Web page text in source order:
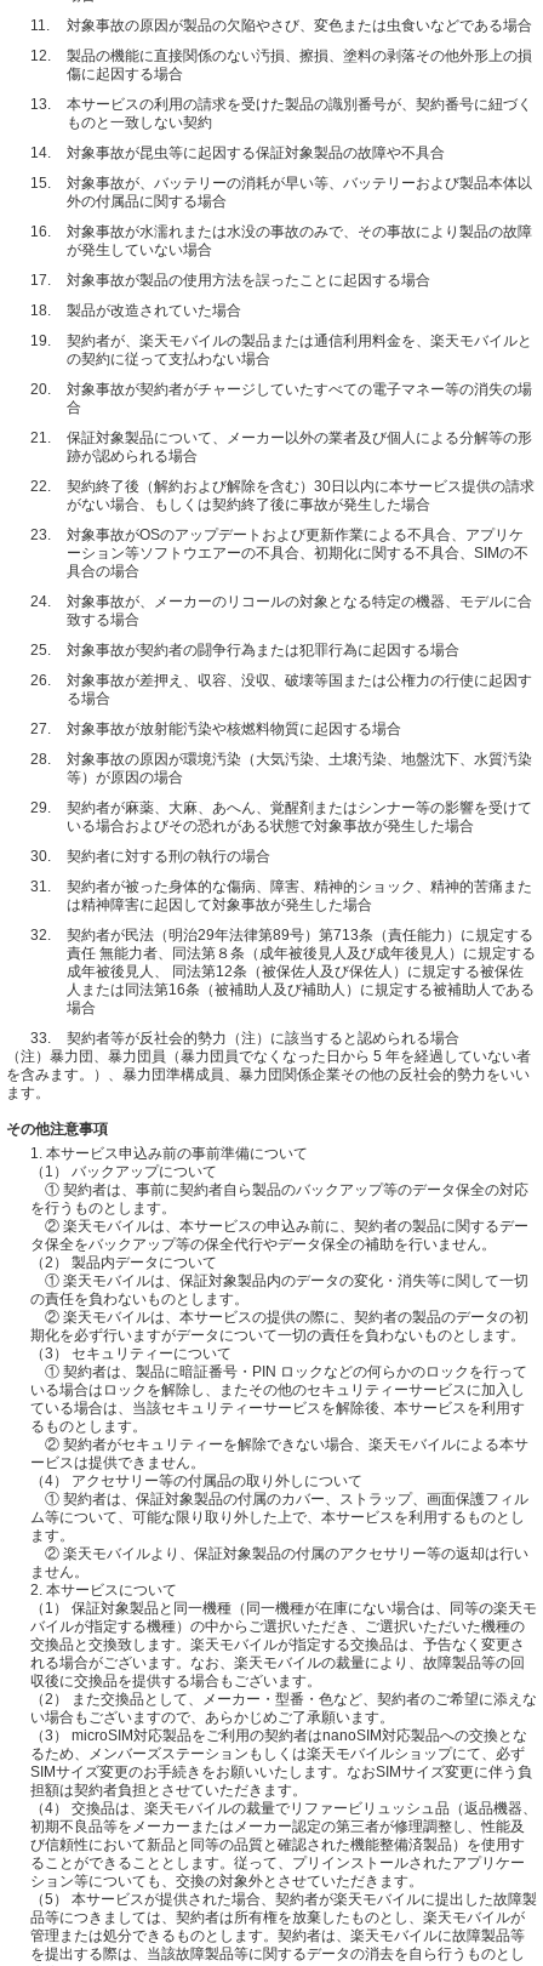
11.
対象事故の原因が製品の欠陥やさび、変色または虫食いなどである場合
12.
製品の機能に直接関係のない汚損、擦損、塗料の剥落その他外形上の損
傷に起因する場合
13.
本サービスの利用の請求を受けた製品の識別番号が、契約番号に紐づく
ものと一致しない契約
14.
対象事故が昆虫等に起因する保証対象製品の故障や不具合
15.
対象事故が、バッテリーの消耗が早い等、バッテリーおよび製品本体以
外の付属品に関する場合
16.
対象事故が水濡れまたは水没の事故のみで、その事故により製品の故障
が発生していない場合
17.
対象事故が製品の使用方法を誤ったことに起因する場合
18.
製品が改造されていた場合
19.
契約者が、楽天モバイルの製品または通信利用料金を、楽天モバイルと
の契約に従って支払わない場合
20.
対象事故が契約者がチャージしていたすべての電子マネー等の消失の場
合
21.
保証対象製品について、メーカー以外の業者及び個人による分解等の形
跡が認められる場合
22.
契約終了後（解約および解除を含む）30日以内に本サービス提供の請求
がない場合、もしくは契約終了後に事故が発生した場合
23.
対象事故がOSのアップデートおよび更新作業による不具合、アプリケ
ーション等ソフトウエアーの不具合、初期化に関する不具合、SIMの不
具合の場合
24.
対象事故が、メーカーのリコールの対象となる特定の機器、モデルに合
致する場合
25.
対象事故が契約者の闘争行為または犯罪行為に起因する場合
26.
対象事故が差押え、収容、没収、破壊等国または公権力の行使に起因す
る場合
27.
対象事故が放射能汚染や核燃料物質に起因する場合
28.
対象事故の原因が環境汚染（大気汚染、土壌汚染、地盤沈下、水質汚染
等）が原因の場合
29.
契約者が麻薬、大麻、あへん、覚醒剤またはシンナー等の影響を受けて
いる場合およびその恐れがある状態で対象事故が発生した場合
30.
契約者に対する刑の執行の場合
31.
契約者が被った身体的な傷病、障害、精神的ショック、精神的苦痛また
は精神障害に起因して対象事故が発生した場合
32.
契約者が民法（明治29年法律第89号）第713条（責任能力）に規定する
責任 無能力者、同法第８条（成年被後見人及び成年後見人）に規定する
成年被後見人、 同法第12条（被保佐人及び保佐人）に規定する被保佐
人または同法第16条（被補助人及び補助人）に規定する被補助人である
場合
33.
契約者等が反社会的勢力（注）に該当すると認められる場合
（注）暴力団、暴力団員（暴力団員でなくなった日から 5 年を経過していない者
を含みます。）、暴力団準構成員、暴力団関係企業その他の反社会的勢力をいい
ます。
その他注意事項
1. 本サービス申込み前の事前準備について
（1） バックアップについて
① 契約者は、事前に契約者自ら製品のバックアップ等のデータ保全の対応
を行うものとします。
② 楽天モバイルは、本サービスの申込み前に、契約者の製品に関するデー
タ保全をバックアップ等の保全代行やデータ保全の補助を行いません。
（2） 製品内データについて
① 楽天モバイルは、保証対象製品内のデータの変化・消失等に関して一切
の責任を負わないものとします。
② 楽天モバイルは、本サービスの提供の際に、契約者の製品のデータの初
期化を必ず行いますがデータについて一切の責任を負わないものとします。
（3） セキュリティーについて
① 契約者は、製品に暗証番号・PIN ロックなどの何らかのロックを行って
いる場合はロックを解除し、またその他のセキュリティーサービスに加入し
ている場合は、当該セキュリティーサービスを解除後、本サービスを利用す
るものとします。
② 契約者がセキュリティーを解除できない場合、楽天モバイルによる本サ
ービスは提供できません。
（4） アクセサリー等の付属品の取り外しについて
① 契約者は、保証対象製品の付属のカバー、ストラップ、画面保護フィル
ム等について、可能な限り取り外した上で、本サービスを利用するものとし
ます。
② 楽天モバイルより、保証対象製品の付属のアクセサリー等の返却は行い
ません。
2. 本サービスについて
（1） 保証対象製品と同一機種（同一機種が在庫にない場合は、同等の楽天モ
バイルが指定する機種）の中からご選択いただき、ご選択いただいた機種の
交換品と交換致します。楽天モバイルが指定する交換品は、予告なく変更さ
れる場合がございます。なお、楽天モバイルの裁量により、故障製品等の回
収後に交換品を提供する場合もございます。
（2） また交換品として、メーカー・型番・色など、契約者のご希望に添えな
い場合もございますので、あらかじめご了承願います。
（3） microSIM対応製品をご利用の契約者はnanoSIM対応製品への交換とな
るため、メンバーズステーションもしくは楽天モバイルショップにて、必ず
SIMサイズ変更のお手続きをお願いいたします。なおSIMサイズ変更に伴う負
担額は契約者負担とさせていただきます。
（4） 交換品は、楽天モバイルの裁量でリファービリュッシュ品（返品機器、
初期不良品等をメーカーまたはメーカー認定の第三者が修理調整し、性能及
び信頼性において新品と同等の品質と確認された機能整備済製品）を使用す
ることができることとします。従って、プリインストールされたアプリケー
ション等についても、交換の対象外とさせていただきます。
（5） 本サービスが提供された場合、契約者が楽天モバイルに提出した故障製
品等につきましては、契約者は所有権を放棄したものとし、楽天モバイルが
管理または処分できるものとします。契約者は、楽天モバイルに故障製品等
を提出する際は、当該故障製品等に関するデータの消去を自ら行うものとし